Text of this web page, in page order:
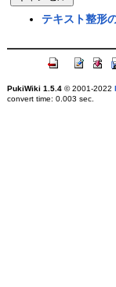
テキスト整形
PukiWiki 1.5.4© 2001-2022
convert time: 0.003 sec.